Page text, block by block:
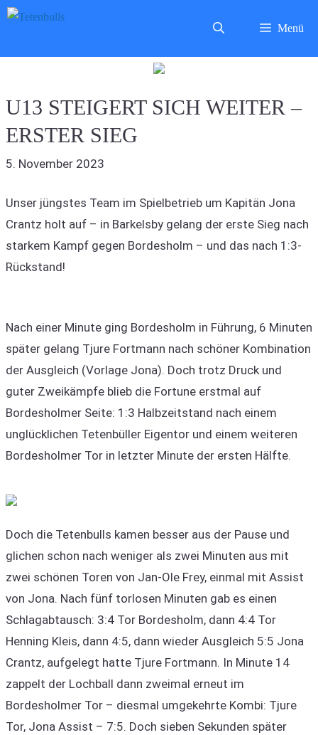
Zum
Menü
U13 STEIGERT SICH WEITER –
ERSTER SIEG
5. November 2023
Unser jüngstes Team im Spielbetrieb um Kapitän Jona
Crantz holt auf – in Barkelsby gelang der erste Sieg nach
starkem Kampf gegen Bordesholm – und das nach 1:3-
Rückstand!
Nach einer Minute ging Bordesholm in Führung, 6 Minuten
später gelang Tjure Fortmann nach schöner Kombination
der Ausgleich (Vorlage Jona). Doch trotz Druck und
guter Zweikämpfe blieb die Fortune erstmal auf
Bordesholmer Seite: 1:3 Halbzeitstand nach einem
unglücklichen Tetenbüller Eigentor und einem weiteren
Bordesholmer Tor in letzter Minute der ersten Hälfte.
Doch die Tetenbulls kamen besser aus der Pause und
glichen schon nach weniger als zwei Minuten aus mit
zwei schönen Toren von Jan-Ole Frey, einmal mit Assist
von Jona. Nach fünf torlosen Minuten gab es einen
Schlagabtausch: 3:4 Tor Bordesholm, dann 4:4 Tor
Henning Kleis, dann 4:5, dann wieder Ausgleich 5:5 Jona
Crantz, aufgelegt hatte Tjure Fortmann. In Minute 14
zappelt der Lochball dann zweimal erneut im
Bordesholmer Tor – diesmal umgekehrte Kombi: Tjure
Tor, Jona Assist – 7:5. Doch sieben Sekunden später